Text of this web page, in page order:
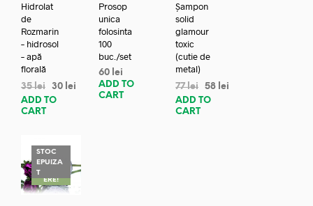
Hidrolat
de
Rozmarin
– hidrosol
– apă
florală
35lei 30 lei
ADD TO
CART
Prosop
unica
folosinta
100
buc./set
60 lei
ADD TO
CART
Șampon
solid
glamour
toxic
(cutie de
metal)
77lei 58 lei
ADD TO
CART
STOC
EPUIZA
TREDUC
ERE!